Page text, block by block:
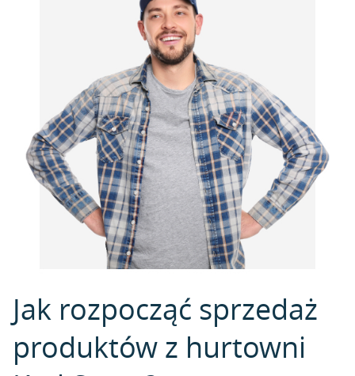
Jak rozpocząć sprzedaż
produktów z hurtowni